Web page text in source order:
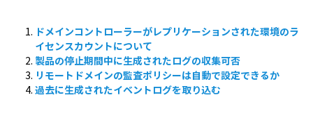
ドメインコントローラーがレプリケーションされた環境のラ
イセンスカウントについて
製品の停止期間中に生成されたログの収集可否
リモートドメインの監査ポリシーは自動で設定できるか
過去に生成されたイベントログを取り込む